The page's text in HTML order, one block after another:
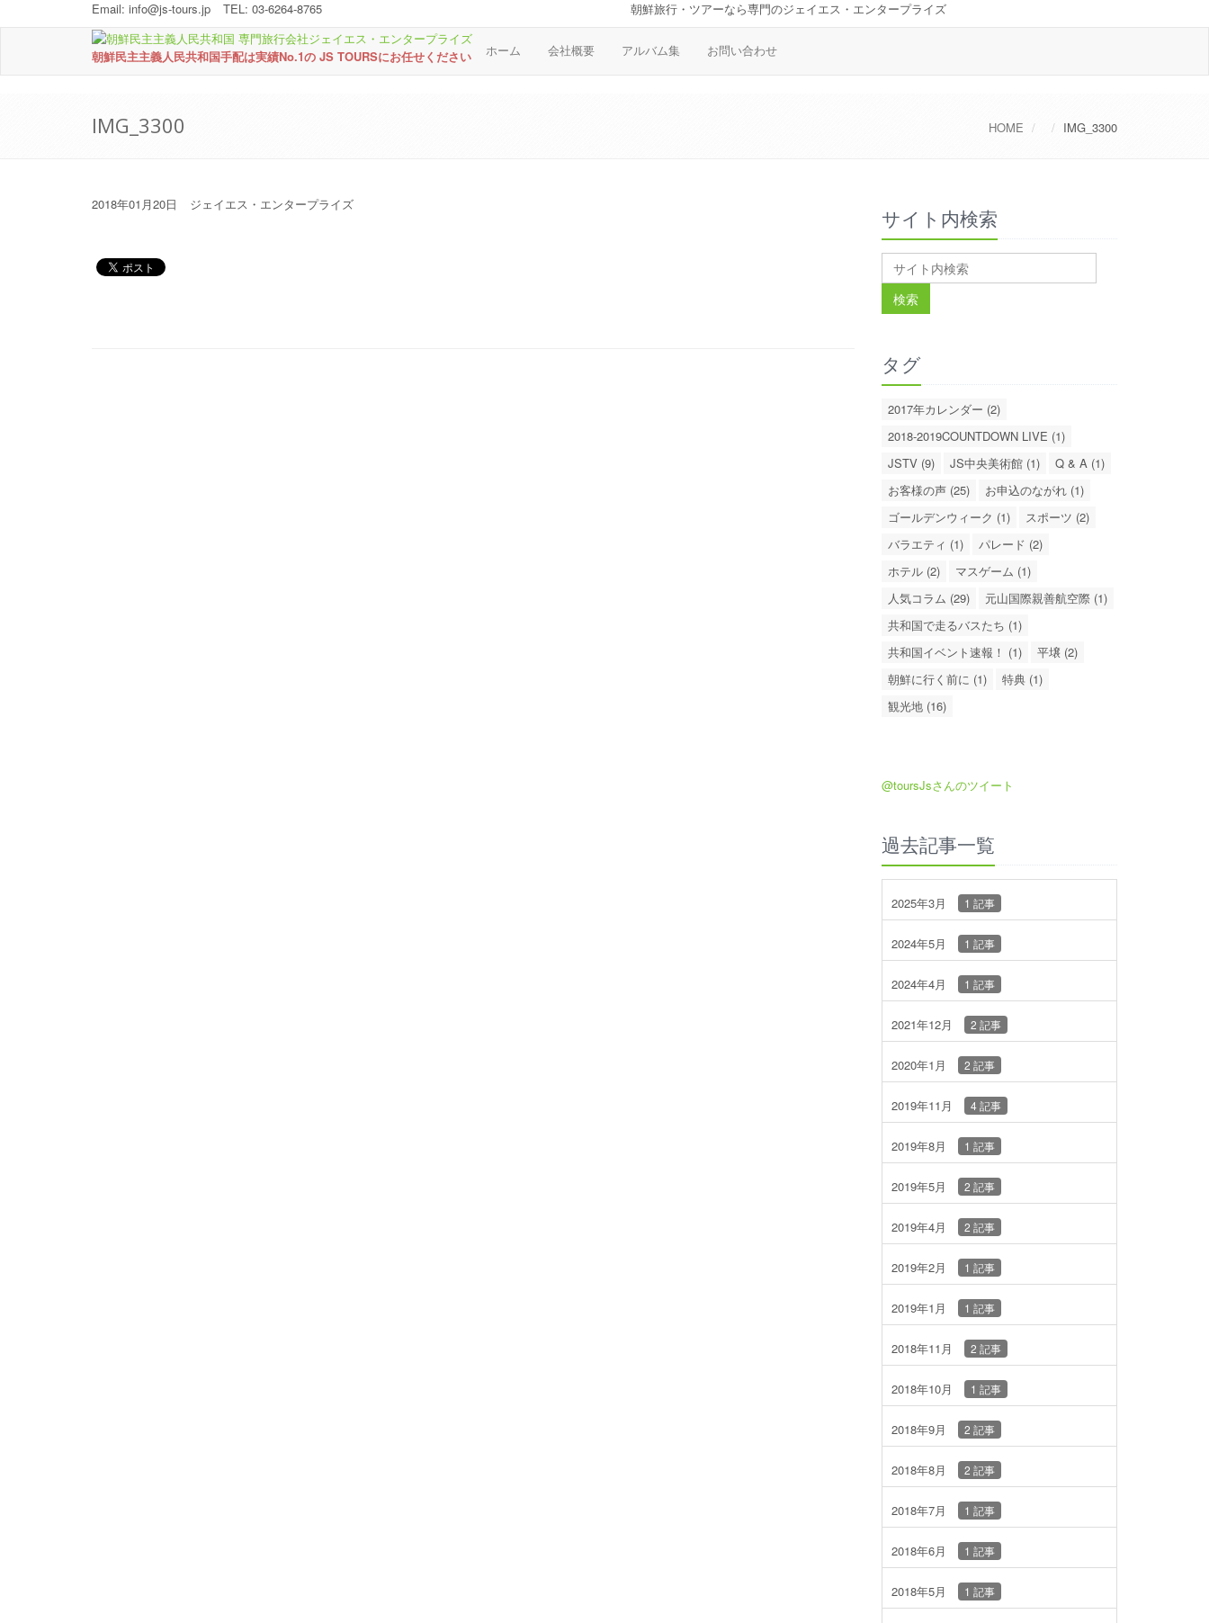
Email: info@js-tours.jp TEL: 03-6264-8765 朝鮮旅行・ツアーなら専門のジェイエス・エンタープライズ
朝鮮民主主義人民共和国手配は実績No.1の JS TOURSにお任せください ホーム 会社概要 アルバム集 お問い合わせ
IMG_3300 HOME IMG_3300
2018年01月20日 ジェイエス・エンタープライズ
サイト内検索
タグ
2017年カレンダー (2)
2018-2019COUNTDOWN LIVE (1)
JSTV (9)
JS中央美術館 (1)
Q & A (1)
お客様の声 (25)
お申込のながれ (1)
ゴールデンウィーク (1)
スポーツ (2)
バラエティ (1)
パレード (2)
ホテル (2)
マスゲーム (1)
人気コラム (29)
元山国際親善航空際 (1)
共和国で走るバスたち (1)
共和国イベント速報！ (1)
平壌 (2)
朝鮮に行く前に (1)
特典 (1)
観光地 (16)
@toursJsさんのツイート
過去記事一覧
2025年3月 1 記事
2024年5月 1 記事
2024年4月 1 記事
2021年12月 2 記事
2020年1月 2 記事
2019年11月 4 記事
2019年8月 1 記事
2019年5月 2 記事
2019年4月 2 記事
2019年2月 1 記事
2019年1月 1 記事
2018年11月 2 記事
2018年10月 1 記事
2018年9月 2 記事
2018年8月 2 記事
2018年7月 1 記事
2018年6月 1 記事
2018年5月 1 記事